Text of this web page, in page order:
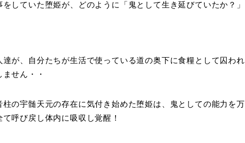
していた堕姫が、どのように「鬼として生き延びていたか？」
達が、自分たちが生活で使っている道の奥下に食糧として囚われ
せん・・
の宇髄天元の存在に気付き始めた堕姫は、鬼としての能力を万
呼び戻し体内に吸収し覚醒！